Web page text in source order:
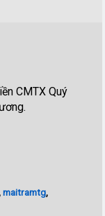
CMTX Quý
maitramtg,